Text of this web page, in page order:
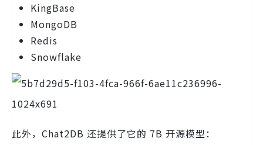
KingBase
MongoDB
Redis
Snowflake
此外，Chat2DB 还提供了它的 7B 开源模型：